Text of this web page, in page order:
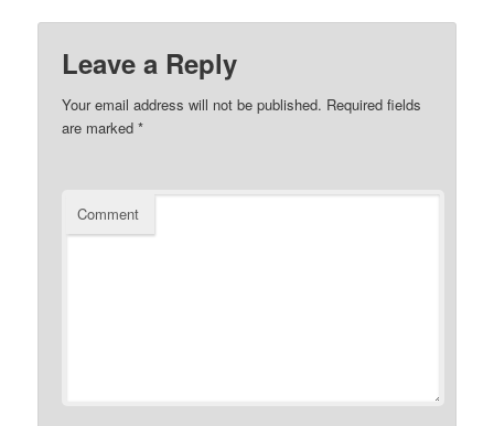
Leave a Reply
Your email address will not be published. Required fields
are marked*
Comment